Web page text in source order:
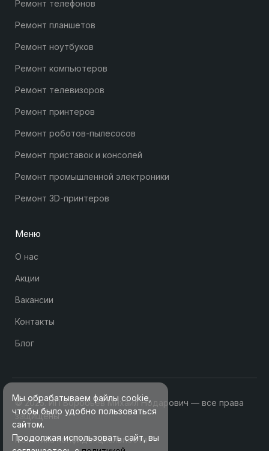
Ремонт телефонов
Ремонт планшетов
Ремонт ноутбуков
Ремонт компьютеров
Ремонт телевизоров
Ремонт принтеров
Ремонт роботов-пылесосов
Ремонт приставок и консолей
Ремонт промышленной электроники
Ремонт 3D-принтеров
Меню
О нас
Акции
Вакансии
Контакты
Блог
© 2025. ИП Воробьев Михаил Нодарович — все права
защищены
Политика конфиденциальности
Мы обрабатываем файлы cookie,
чтобы было удобно пользоваться
сайтом.
Продолжая использовать сайт, вы